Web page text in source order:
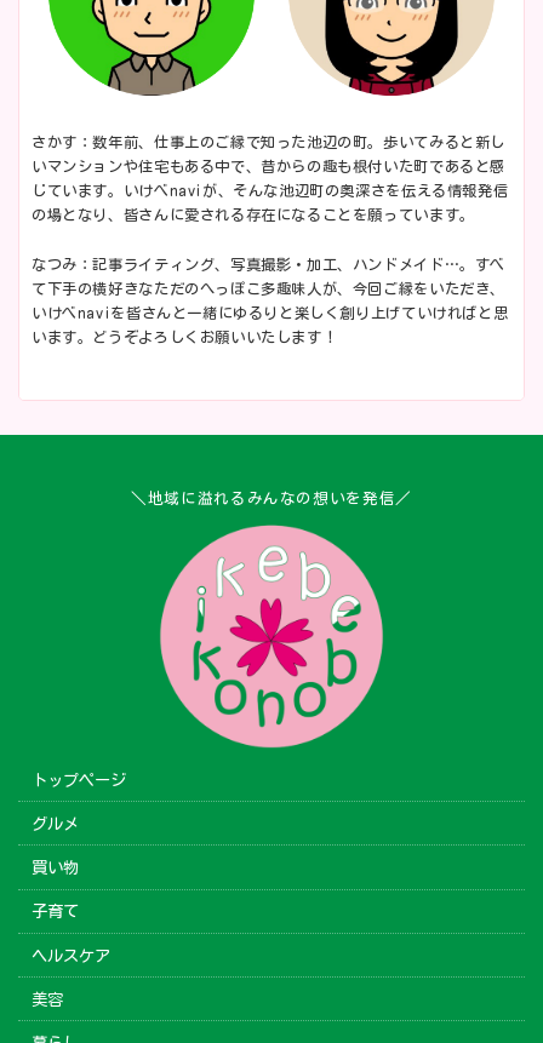
さかす：数年前、仕事上のご縁で知った池辺の町。歩いてみると新し
いマンションや住宅もある中で、昔からの趣も根付いた町であると感
じています。いけべnaviが、そんな池辺町の奥深さを伝える情報発信
の場となり、皆さんに愛される存在になることを願っています。
なつみ：記事ライティング、写真撮影・加工、ハンドメイド…。すべ
て下手の横好きなただのへっぽこ多趣味人が、今回ご縁をいただき、
いけべnaviを皆さんと一緒にゆるりと楽しく創り上げていければと思
います。どうぞよろしくお願いいたします！
＼地域に溢れるみんなの想いを発信／
トップページ
グルメ
買い物
子育て
ヘルスケア
美容